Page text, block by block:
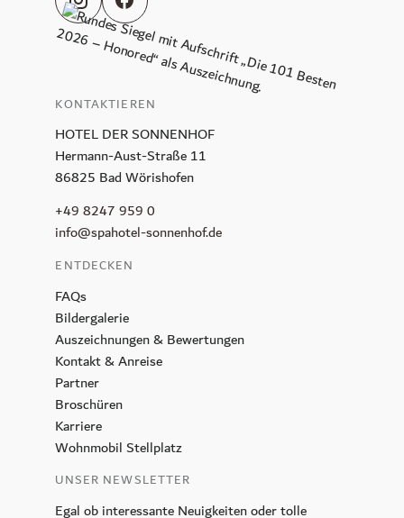
GUTSCHEINE
ANFRAGEN
KONTAKTIEREN
HOTEL DER SONNENHOF
Hermann-Aust-Straße 11
86825 Bad Wörishofen
+49 8247 959 0
info@spahotel-sonnenhof.de
ENTDECKEN
FAQs
Bildergalerie
Auszeichnungen & Bewertungen
Kontakt & Anreise
Partner
Broschüren
Karriere
Wohnmobil Stellplatz
UNSER NEWSLETTER
Egal ob interessante Neuigkeiten oder tolle